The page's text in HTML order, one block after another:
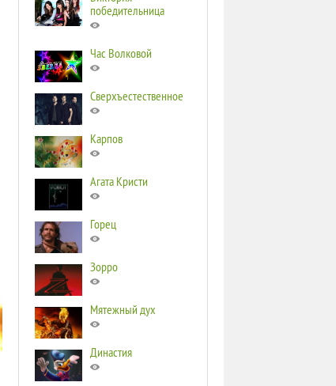
победительница
Час Волковой
Сверхъестественное
Карпов
Агата Кристи
Горец
Зорро
Мятежный дух
Династия